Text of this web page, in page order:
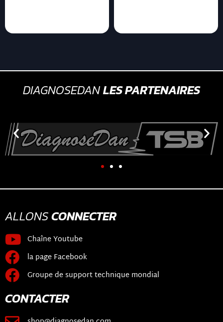
DIAGNOSEDANLES PARTENAIRES
ALLONSCONNECTER
Chaîne Youtube
la page Facebook
Groupe de support technique mondial
CONTACTER